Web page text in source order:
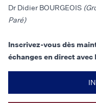
Dr Didier BOURGEOIS
Paré)
Inscrivez-vous dès
échanges en direct avec